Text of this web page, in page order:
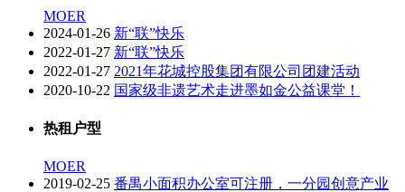
MOER
2024-01-26 新“联”快乐
2022-01-27 新“联”快乐
2022-01-27 2021年花城控股集团有限公司团建活动
2020-10-22 国家级非遗艺术走进墨如金公益课堂！
热租户型
MOER
2019-02-25 番禺小面积办公室可注册，一分园创意产业